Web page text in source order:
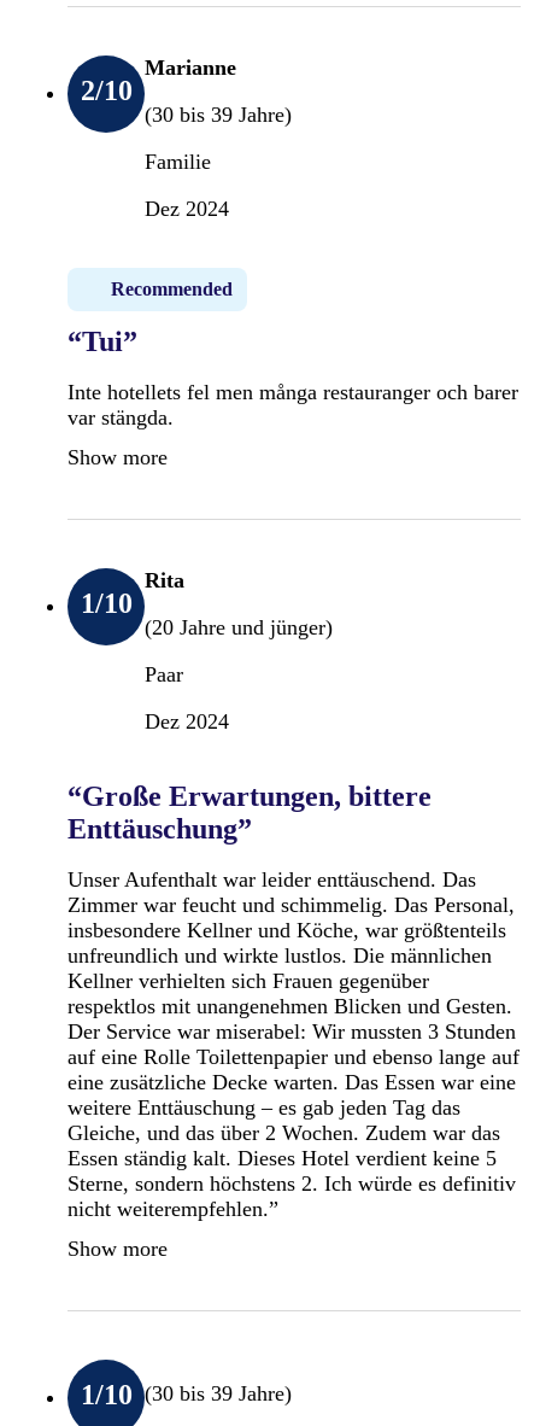
2/10
Marianne
(30 bis 39 Jahre)
Familie
Dez 2024
Recommended
“Tui”
Inte hotellets fel men många restauranger och barer
var stängda.
Show more
1/10
Rita
(20 Jahre und jünger)
Paar
Dez 2024
“Große Erwartungen, bittere
Enttäuschung”
Unser Aufenthalt war leider enttäuschend. Das
Zimmer war feucht und schimmelig. Das Personal,
insbesondere Kellner und Köche, war größtenteils
unfreundlich und wirkte lustlos. Die männlichen
Kellner verhielten sich Frauen gegenüber
respektlos mit unangenehmen Blicken und Gesten.
Der Service war miserabel: Wir mussten 3 Stunden
auf eine Rolle Toilettenpapier und ebenso lange auf
eine zusätzliche Decke warten. Das Essen war eine
weitere Enttäuschung – es gab jeden Tag das
Gleiche, und das über 2 Wochen. Zudem war das
Essen ständig kalt. Dieses Hotel verdient keine 5
Sterne, sondern höchstens 2. Ich würde es definitiv
nicht weiterempfehlen.”
Show more
1/10 (30 bis 39 Jahre)